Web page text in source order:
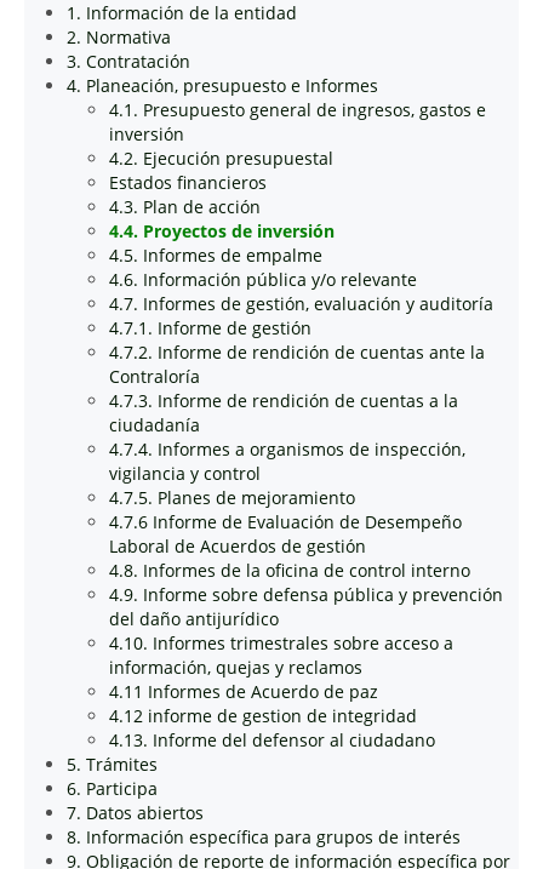
1. Información de la entidad
2. Normativa
3. Contratación
4. Planeación, presupuesto e Informes
4.1. Presupuesto general de ingresos, gastos e
inversión
4.2. Ejecución presupuestal
Estados financieros
4.3. Plan de acción
4.4. Proyectos de inversión
4.5. Informes de empalme
4.6. Información pública y/o relevante
4.7. Informes de gestión, evaluación y auditoría
4.7.1. Informe de gestión
4.7.2. Informe de rendición de cuentas ante la
Contraloría
4.7.3. Informe de rendición de cuentas a la
ciudadanía
4.7.4. Informes a organismos de inspección,
vigilancia y control
4.7.5. Planes de mejoramiento
4.7.6 Informe de Evaluación de Desempeño
Laboral de Acuerdos de gestión
4.8. Informes de la oficina de control interno
4.9. Informe sobre defensa pública y prevención
del daño antijurídico
4.10. Informes trimestrales sobre acceso a
información, quejas y reclamos
4.11 Informes de Acuerdo de paz
4.12 informe de gestion de integridad
4.13. Informe del defensor al ciudadano
5. Trámites
6. Participa
7. Datos abiertos
8. Información específica para grupos de interés
9. Obligación de reporte de información específica por